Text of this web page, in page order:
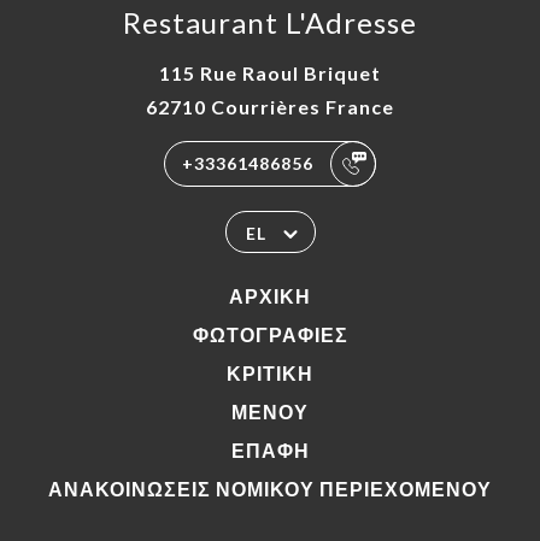
Restaurant L'Adresse
115 Rue Raoul Briquet
62710 Courrières France
+33361486856
EL
ΑΡΧΙΚΉ
ΦΩΤΟΓΡΑΦΊΕΣ
ΚΡΙΤΙΚΉ
ΜΕΝΟΎ
ΕΠΑΦΉ
ΑΝΑΚΟΙΝΏΣΕΙΣ ΝΟΜΙΚΟΎ ΠΕΡΙΕΧΟΜΈΝΟΥ